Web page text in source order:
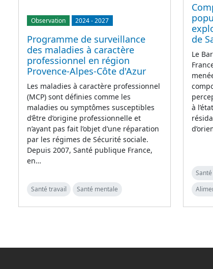
Observation 2024-2027
Programme de surveillance
des maladies à caractère
professionnel en région
Provence-Alpes-Côte d'Azur
Les maladies à caractère professionnel
(MCP) sont définies comme les
maladies ou symptômes susceptibles
d’être d’origine professionnelle et
n’ayant pas fait l’objet d’une réparation
par les régimes de Sécurité sociale.
Depuis 2007, Santé publique France,
en…
Santé travail Santé mentale
de
Le
à